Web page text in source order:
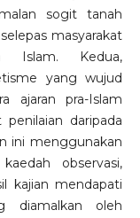
sogit tanah
masyarakat
Islam. Kedua,
yang wujud
ajaran pra-Islam
daripada
ini menggunakan
observasi,
kajian mendapati
diamalkan oleh